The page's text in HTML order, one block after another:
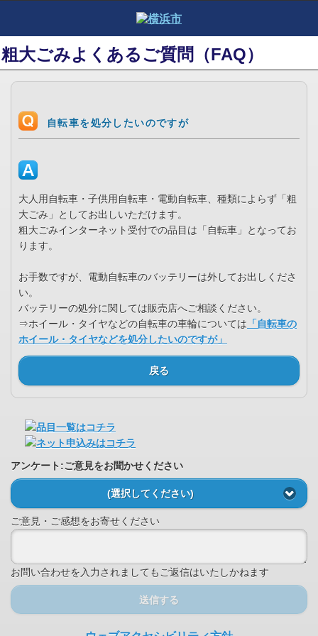
粗大ごみよくあるご質問（FAQ）
自転車を処分したいのですが
大人用自転車・子供用自転車・電動自転車、種類によらず「粗
大ごみ」としてお出しいただけます。
粗大ごみインターネット受付での品目は「自転車」となってお
ります。
お手数ですが、電動自転車のバッテリーは外してお出しくださ
い。
バッテリーの処分に関しては販売店へご相談ください。
⇒ホイール・タイヤなどの自転車の車輪については 「自転車の
ホイール・タイヤなどを処分したいのですが」
戻る
アンケート:ご意見をお聞かせください
(選択してください)
ご意見・ご感想をお寄せください
お問い合わせを入力されましてもご返信はいたしかねます
送信する